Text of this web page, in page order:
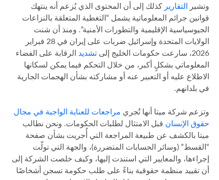
وتشير التقارير كذلك إلى أن المحتوى الذي يُزعم أنه ينتهك
قوانين جرائم المعلوماتية يشمل “التغطية المتعلقة بالنزاعات
الجيوسياسية الإقليمية والتطورات الأمنية”. ومنذ أن شنت
الولايات المتحدة وإسرائيل ضربات على إيران في 28 فبراير
2026، سارعت حكومات الخليج إلى
تشديد الرقابة على الفضاء
المعلوماتي بشكلٍ أكبر، من خلال التحكم فيما يمكن لسكانها
الاطلاع عليه أو التعبير عنه أو مشاركته بشأن الهجمات الجارية
في بلدانهم.
وتزعم شركة ميتا أنها تُجري مراجعات للعناية الواجبة في مجال
حقوق الإنسان قبل الامتثال لطلبات الحكومات. ونحن نطالب
ميتا بالكشف عن طبيعة المراجعة التي أُجريت بشأن صفحة
“القسط” (وسائر الحسابات المتضررة)، والجهة التي تولّت
إجراءها، والمعايير التي استندت إليها، وكيف خلصت الشركة إلى
أن تقييد منظمة حقوقية بناءً على طلب حكومة تسجن أشخاصًا